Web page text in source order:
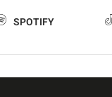
SPOTIFY